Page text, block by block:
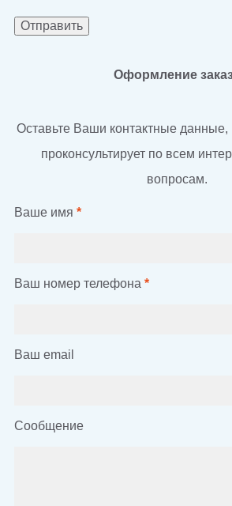
Оформление
Оставьте Ваши контактные
проконсультирует по всем
вопросам.
Ваше имя *
Ваш номер телефона *
Ваш email
Сообщение